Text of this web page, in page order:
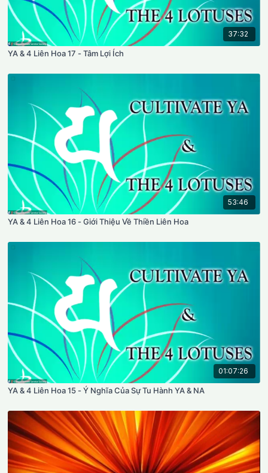
37:32
YA & 4 Liên Hoa 17 - Tâm Lợi Ích
53:46
YA & 4 Liên Hoa 16 - Giới Thiệu Về Thiền Liên Hoa
01:07:26
YA & 4 Liên Hoa 15 - Ý Nghĩa Của Sự Tu Hành YA & NA